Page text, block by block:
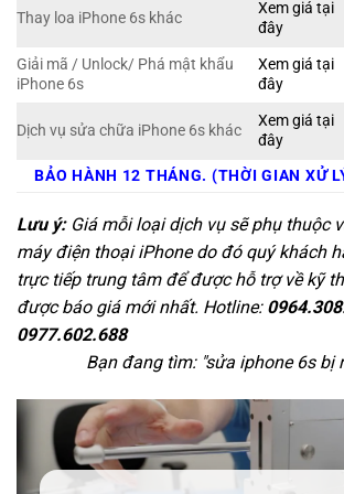
Thay loa iPhone 6s khác
Xem giá tại
đây
Giải mã / Unlock/ Phá mật khẩu
iPhone 6s
Xem giá tại
đây
Dịch vụ sửa chữa iPhone 6s khác
Xem giá tại
đây
BẢO HÀNH 12 THÁNG. (THỜI GIAN XỬ
Lưu ý:Giá mỗi loại dịch vụ sẽ phụ thuộc
máy điện thoại iPhone do đó quý khách
trực tiếp trung tâm để được hỗ trợ về kỹ
được báo giá mới nhất. Hotline:
0977.602.688
Bạn đang tìm: "sửa iphone 6s bị